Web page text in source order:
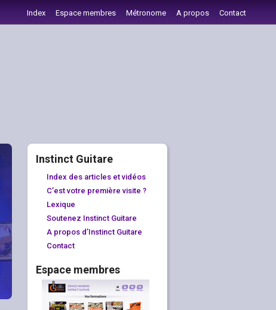
Index Espace membres Métronome A propos Contact
Instinct Guitare
Index des articles et vidéos
C’est votre première visite ?
Lexique
Soutenez Instinct Guitare
A propos d’Instinct Guitare
Contact
Espace membres